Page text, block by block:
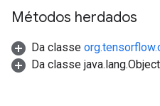
Métodos herdados
Da classe
Da classe java.lang.Object